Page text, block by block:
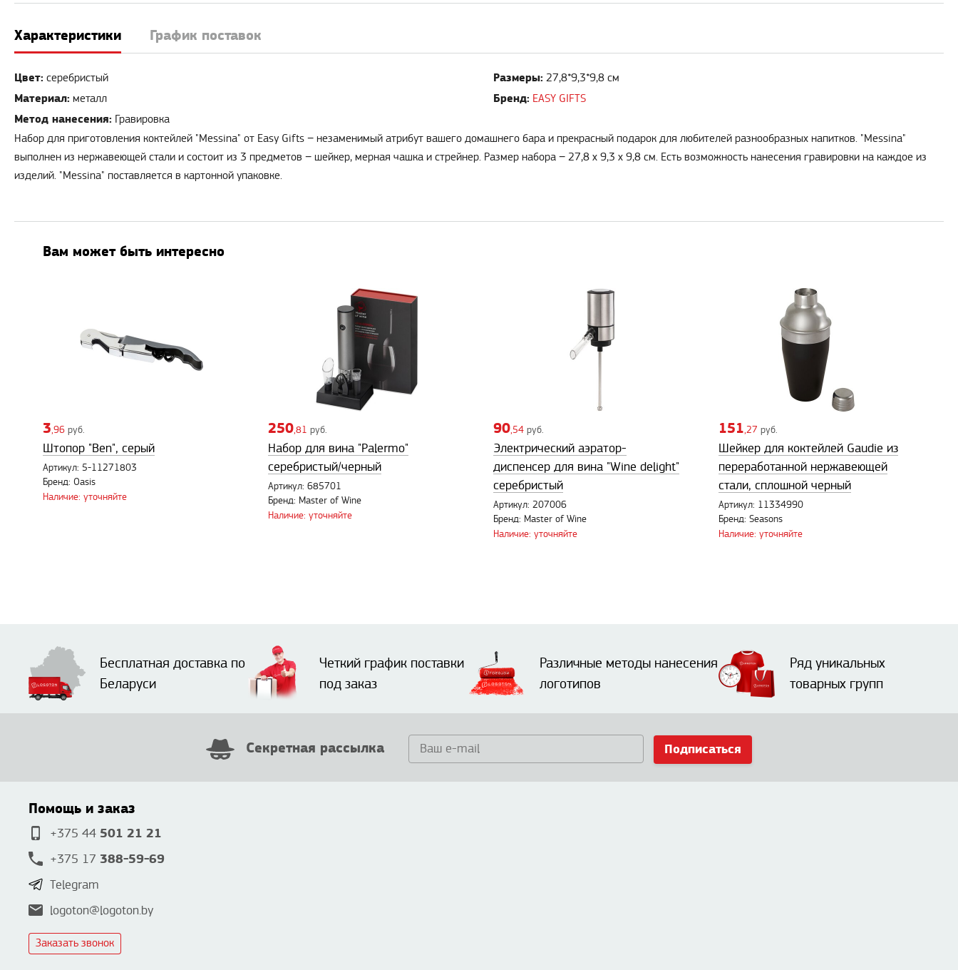
Характеристики График поставок
Цвет: серебристый
Материал: металл
Метод нанесения: Гравировка
Размеры: 27,8*9,3*9,8 см
Бренд: EASY GIFTS
Набор для приготовления коктейлей "Messina" от Easy Gifts − незаменимый атрибут вашего домашнего бара и прекрасный подарок для любителей разнообразных напитков. "Messina"
выполнен из нержавеющей стали и состоит из 3 предметов − шейкер, мерная чашка и стрейнер. Размер набора − 27,8 х 9,3 х 9,8 см. Есть возможность нанесения гравировки на каждое из
изделий. "Messina" поставляется в картонной упаковке.
Вам может быть интересно
3,96 руб.
Штопор "Ben", серый
Артикул: 5-11271803
Бренд: Oasis
Наличие: уточняйте
250,81 руб.
Набор для вина "Palermo"
серебристый/черный
Артикул: 685701
Бренд: Master of Wine
Наличие: уточняйте
90,54 руб.
Электрический аэратор-
диспенсер для вина "Wine delight"
серебристый
Артикул: 207006
Бренд: Master of Wine
Наличие: уточняйте
151,27 руб.
Шейкер для коктейлей Gaudie из
переработанной нержавеющей
стали, сплошной черный
Артикул: 11334990
Бренд: Seasons
Наличие: уточняйте
Бесплатная доставка по
Беларуси
Четкий график поставки
под заказ
Различные методы нанесения
логотипов
Ряд уникальных
товарных групп
Секретная рассылка Подписаться
Помощь и заказ
+375 44 501 21 21
+375 17 388-59-69
Telegram
logoton@logoton.by
Заказать звонок